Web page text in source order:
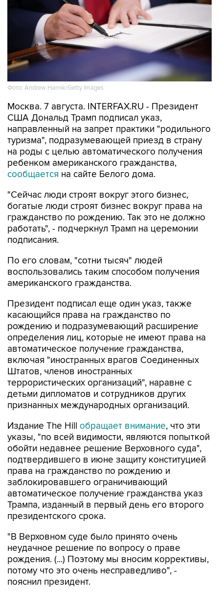
Фото: Andrew Harnik/Getty Images
Москва. 7 августа. INTERFAX.RU - Президент
США Дональд Трамп подписал указ,
направленный на запрет практики "родильного
туризма", подразумевающей приезд в страну
на роды с целью автоматического получения
ребенком американского гражданства,
сообщается на сайте Белого дома.
"Сейчас люди строят вокруг этого бизнес,
богатые люди строят бизнес вокруг права на
гражданство по рождению. Так это не должно
работать", - подчеркнул Трамп на церемонии
подписания.
По его словам, "сотни тысяч" людей
воспользовались таким способом получения
американского гражданства.
Президент подписал еще один указ, также
касающийся права на гражданство по
рождению и подразумевающий расширение
определения лиц, которые не имеют права на
автоматическое получение гражданства,
включая "иностранных врагов Соединенных
Штатов, членов иностранных
террористических организаций", наравне с
детьми дипломатов и сотрудников других
признанных международных организаций.
Издание The Hill обращает внимание, что эти
указы, "по всей видимости, являются попыткой
обойти недавнее решение Верховного суда",
подтвердившего в июне защиту конституцией
права на гражданство по рождению и
заблокировавшего ограничивающий
автоматическое получение гражданства указ
Трампа, изданный в первый день его второго
президентского срока.
"В Верховном суде было принято очень
неудачное решение по вопросу о праве
рождения. (...) Поэтому мы вносим коррективы,
потому что это очень несправедливо", -
пояснил президент.